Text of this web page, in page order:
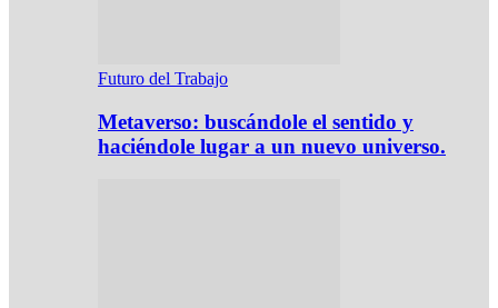
Futuro del Trabajo
Metaverso: buscándole el sentido y
haciéndole lugar a un nuevo universo.